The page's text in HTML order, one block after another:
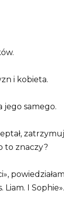
i kobieta.
jego samego.
to znaczy?
Liam. I Sophie».